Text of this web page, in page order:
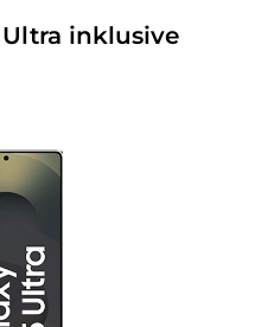
Ultra inklusive